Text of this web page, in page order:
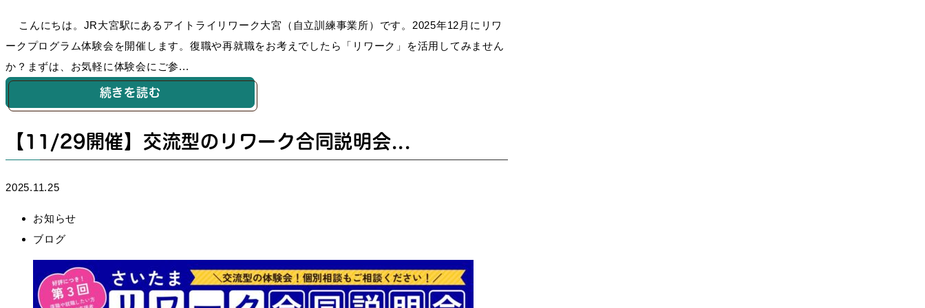
こんにちは。JR大宮駅にあるアイトライリワーク大宮（自立訓練事業所）です。2025年12月にリワ
ークプログラム体験会を開催します。復職や再就職をお考えでしたら「リワーク」を活用してみません
か？まずは、お気軽に体験会にご参...
続きを読む
【11/29開催】交流型のリワーク合同説明会...
2025.11.25
お知らせ
ブログ